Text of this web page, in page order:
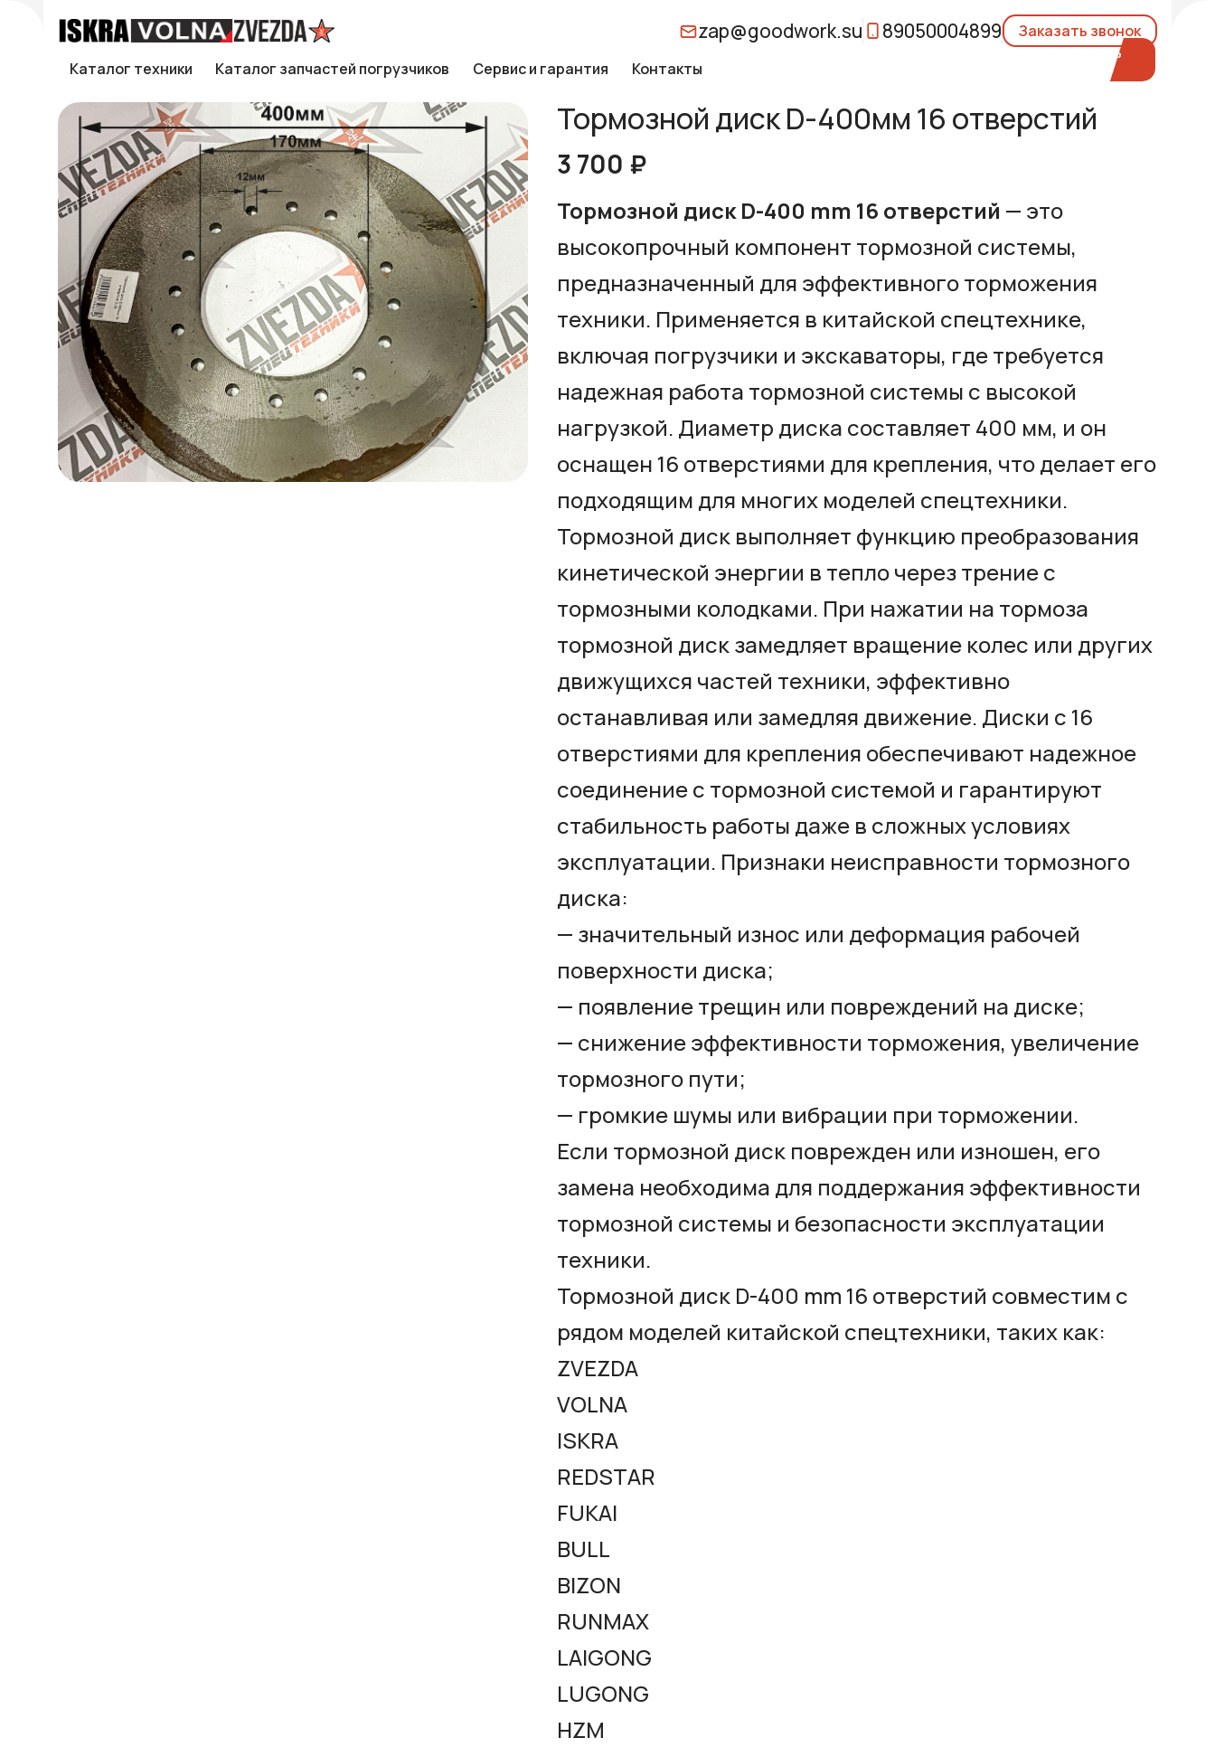
zap@goodwork.su 89050004899
Заказать звонок
Каталог техники
Каталог запчастей погрузчиков Сервис и гарантия Контакты
Тормозной диск D-400мм 16 отверстий
3 700 ₽
Тормозной диск D-400 mm 16 отверстий — это
высокопрочный компонент тормозной системы,
предназначенный для эффективного торможения
техники. Применяется в китайской спецтехнике,
включая погрузчики и экскаваторы, где требуется
надежная работа тормозной системы с высокой
нагрузкой. Диаметр диска составляет 400 мм, и он
оснащен 16 отверстиями для крепления, что делает его
подходящим для многих моделей спецтехники.
Тормозной диск выполняет функцию преобразования
кинетической энергии в тепло через трение с
тормозными колодками. При нажатии на тормоза
тормозной диск замедляет вращение колес или других
движущихся частей техники, эффективно
останавливая или замедляя движение. Диски с 16
отверстиями для крепления обеспечивают надежное
соединение с тормозной системой и гарантируют
стабильность работы даже в сложных условиях
эксплуатации. Признаки неисправности тормозного
диска:
— значительный износ или деформация рабочей
поверхности диска;
— появление трещин или повреждений на диске;
— снижение эффективности торможения, увеличение
тормозного пути;
— громкие шумы или вибрации при торможении.
Если тормозной диск поврежден или изношен, его
замена необходима для поддержания эффективности
тормозной системы и безопасности эксплуатации
техники.
Тормозной диск D-400 mm 16 отверстий совместим с
рядом моделей китайской спецтехники, таких как:
ZVEZDA
VOLNA
ISKRA
REDSTAR
FUKAI
BULL
BIZON
RUNMAX
LAIGONG
LUGONG
HZM